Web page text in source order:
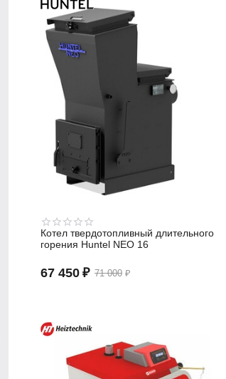
Котел твердотопливный длительного
горения Huntel NEO 16
71 000 ₽
67 450 ₽